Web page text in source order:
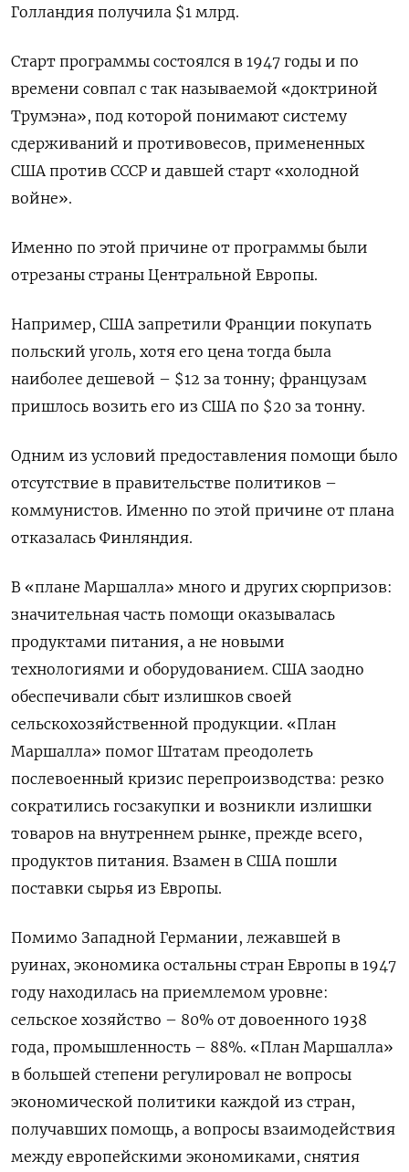
Голландия получила $1 млрд.
Старт программы состоялся в 1947 годы и по
времени совпал с так называемой «доктриной
Трумэна», под которой понимают систему
сдерживаний и противовесов, примененных
США против СССР и давшей старт «холодной
войне».
Именно по этой причине от программы были
отрезаны страны Центральной Европы.
Например, США запретили Франции покупать
польский уголь, хотя его цена тогда была
наиболее дешевой – $12 за тонну; французам
пришлось возить его из США по $20 за тонну.
Одним из условий предоставления помощи было
отсутствие в правительстве политиков –
коммунистов. Именно по этой причине от плана
отказалась Финляндия.
В «плане Маршалла» много и других сюрпризов:
значительная часть помощи оказывалась
продуктами питания, а не новыми
технологиями и оборудованием. США заодно
обеспечивали сбыт излишков своей
сельскохозяйственной продукции. «План
Маршалла» помог Штатам преодолеть
послевоенный кризис перепроизводства: резко
сократились госзакупки и возникли излишки
товаров на внутреннем рынке, прежде всего,
продуктов питания. Взамен в США пошли
поставки сырья из Европы.
Помимо Западной Германии, лежавшей в
руинах, экономика остальны стран Европы в 1947
году находилась на приемлемом уровне:
сельское хозяйство – 80% от довоенного 1938
года, промышленность – 88%. «План Маршалла»
в большей степени регулировал не вопросы
экономической политики каждой из стран,
получавших помощь, а вопросы взаимодействия
между европейскими экономиками, снятия